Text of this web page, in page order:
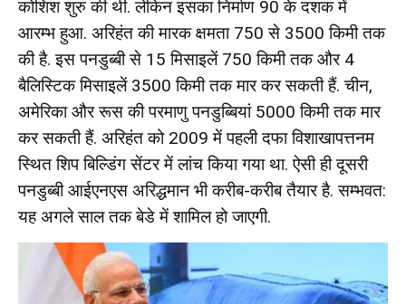
कोशिश शुरु की थी. लेकिन इसका निर्माण 90 के दशक में
आरम्भ हुआ. अरिहंत की मारक क्षमता 750 से 3500 किमी तक
की है. इस पनडुब्बी से 15 मिसाइलें 750 किमी तक और 4
बैलिस्टिक मिसाइलें 3500 किमी तक मार कर सकती हैं. चीन,
अमेरिका और रूस की परमाणु पनडुब्बियां 5000 किमी तक मार
कर सकती हैं. अरिहंत को 2009 में पहली दफा विशाखापत्तनम
स्थित शिप बिल्डिंग सेंटर में लांच किया गया था. ऐसी ही दूसरी
पनडुब्बी आईएनएस अरिद्धमान भी करीब-करीब तैयार है. सम्भवत:
यह अगले साल तक बेडे में शामिल हो जाएगी.